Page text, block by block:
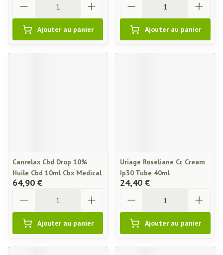
Ajouter au panier Ajouter au panier
Canrelax Cbd Drop 10%
Huile Cbd 10ml Cbx Medical
64,90 €
Ajouter au panier
Uriage Roseliane Cc Cream
Ip30 Tube 40ml
24,40 €
Ajouter au panier